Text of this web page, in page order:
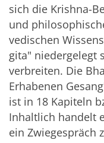
sich die Krishna-
und
vedischen
gita" niedergelegt
verbreiten. Die
Erhabenen
ist in 18 Kapiteln
Inhaltlich handelt
ein Zwiegespräch